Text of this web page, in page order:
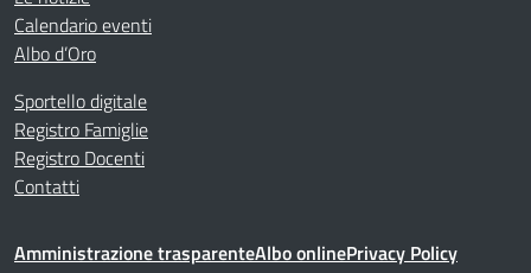
Calendario eventi
Albo d’Oro
Sportello digitale
Registro Famiglie
Registro Docenti
Contatti
Amministrazione trasparenteAlbo onlinePrivacy Policy